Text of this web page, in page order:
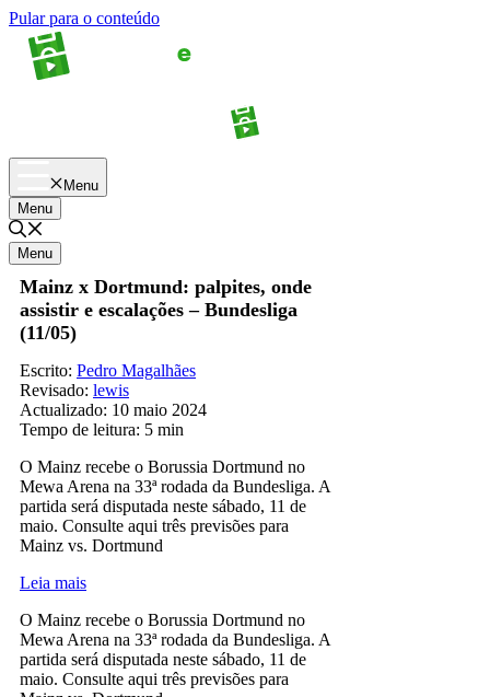
Pular para o conteúdo
Menu
Menu
Menu
Mainz x Dortmund: palpites, onde
assistir e escalações – Bundesliga
(11/05)
Escrito: Pedro Magalhães
Revisado: lewis
Actualizado: 10 maio 2024
Tempo de leitura: 5 min
O Mainz recebe o Borussia Dortmund no
Mewa Arena na 33ª rodada da Bundesliga. A
partida será disputada neste sábado, 11 de
maio. Consulte aqui três previsões para
Mainz vs. Dortmund
Leia mais
O Mainz recebe o Borussia Dortmund no
Mewa Arena na 33ª rodada da Bundesliga. A
partida será disputada neste sábado, 11 de
maio. Consulte aqui três previsões para